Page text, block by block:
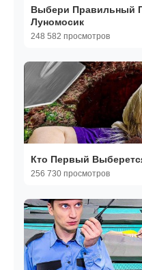
Выбери Правильный
Луномосик
248 582 просмотров
Кто Первый
256 730 просмотров